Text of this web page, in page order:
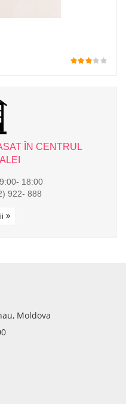
ÎN CENTRUL
18:00
922- 888
Moldova